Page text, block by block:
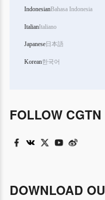
IndonesianBahasa Indonesia
ItalianItaliano
Japanese日本語
Korean한국어
FOLLOW CGTN
DOWNLOAD